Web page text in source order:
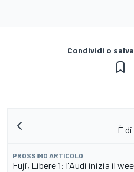
Condividi o
È
PROSSIMO ARTICOLO
Fuji, Libere 1: l'Audi inizia il